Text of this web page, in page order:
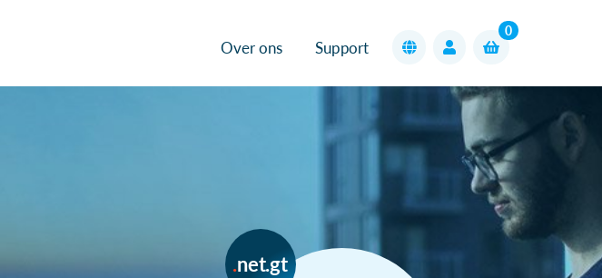
Over ons Support
0
net.gt